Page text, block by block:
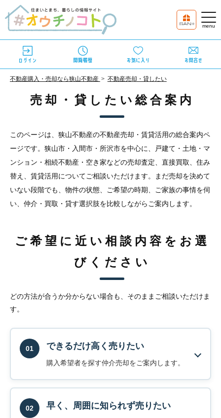
不動産購⼊・売却なら狭⼭不動産 不動産売却・貸したい
売却・貸したい総合案内
このページは、狭山不動産の不動産売却・賃貸活用の総合案内ペ
ージです。狭山市・入間市・所沢市を中心に、戸建て・土地・マ
ンション・相続不動産・空き家などの売却査定、直接買取、住み
替え、賃貸活用についてご相談いただけます。まだ売却を決めて
いない段階でも、物件の状態、ご希望の時期、ご家族の事情を伺
い、仲介・買取・貸す選択肢を比較しながらご案内します。
ご希望に近い相談内容をお選
びください
どの方法が合うか分からない場合も、そのままご相談いただけま
す。
01 できるだけ高く売りたい
購入希望者を探す仲介売却をご案内します。
02 早く、周囲に知られず売りたい